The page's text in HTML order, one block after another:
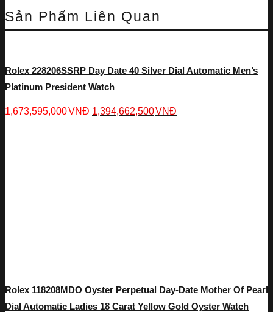
Sản Phẩm Liên Quan
Rolex 228206SSRP Day Date 40 Silver Dial Automatic Men’s
Platinum President Watch
1,673,595,000VNĐ 1,394,662,500VNĐ
Rolex 118208MDO Oyster Perpetual Day-Date Mother Of Pearl
Dial Automatic Ladies 18 Carat Yellow Gold Oyster Watch